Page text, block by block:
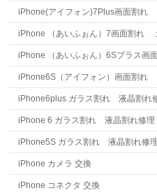
iPhone(アイフォン)7Plus画面割れ
iPhone （あいふぉん）7画面割れ
iPhone （あいふぉん）6Sプラス
iPhone6S（アイフォン）画面割れ
iPhone6plus ガラス割れ 液晶割れ
iPhone 6 ガラス割れ 液晶割れ修理
iPhone5S ガラス割れ 液晶割れ修理
iPhone カメラ 交換
iPhone コネクタ 交換